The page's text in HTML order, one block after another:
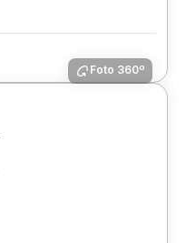
Foto 360º